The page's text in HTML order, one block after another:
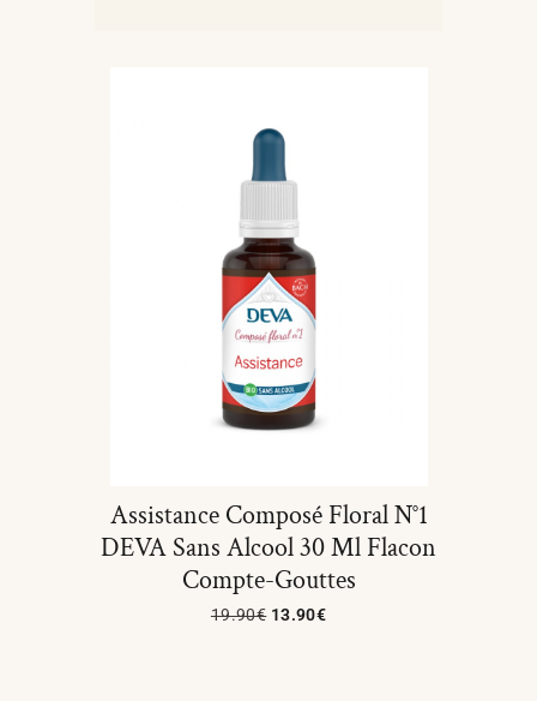
Assistance Composé Floral N°1
DEVA Sans Alcool 30 Ml Flacon
Compte-Gouttes
19.90€ 13.90€